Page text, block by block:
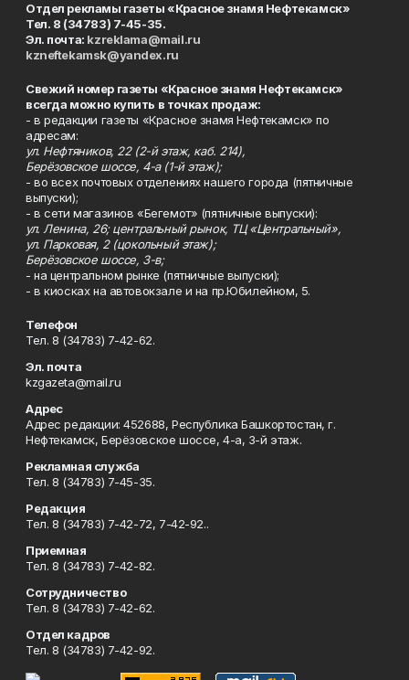
Отдел рекламы газеты «Красное знамя Нефтекамск»
Тел. 8 (34783) 7-45-35.
Эл. почта: kzreklama@mail.ru
kzneftekamsk@yandex.ru
Свежий номер газеты «Красное знамя Нефтекамск»
всегда можно купить в точках продаж:
- в редакции газеты «Красное знамя Нефтекамск» по
адресам:
ул. Нефтяников, 22 (2-й этаж, каб. 214),
Берёзовское шоссе, 4-а (1-й этаж);
- во всех почтовых отделениях нашего города (пятничные
выпуски);
- в сети магазинов «Бегемот» (пятничные выпуски):
ул. Ленина, 26; центральный рынок, ТЦ «Центральный»,
ул. Парковая, 2 (цокольный этаж);
Берёзовское шоссе, 3-в;
- на центральном рынке (пятничные выпуски);
- в киосках на автовокзале и на пр.Юбилейном, 5.
Телефон
Тел. 8 (34783) 7-42-62.
Эл. почта
kzgazeta@mail.ru
Адрес
Адрес редакции: 452688, Республика Башкортостан, г.
Нефтекамск, Берёзовское шоссе, 4-а, 3-й этаж.
Рекламная служба
Тел. 8 (34783) 7-45-35.
Редакция
Тел. 8 (34783) 7-42-72, 7-42-92..
Приемная
Тел. 8 (34783) 7-42-82.
Сотрудничество
Тел. 8 (34783) 7-42-62.
Отдел кадров
Тел. 8 (34783) 7-42-92.